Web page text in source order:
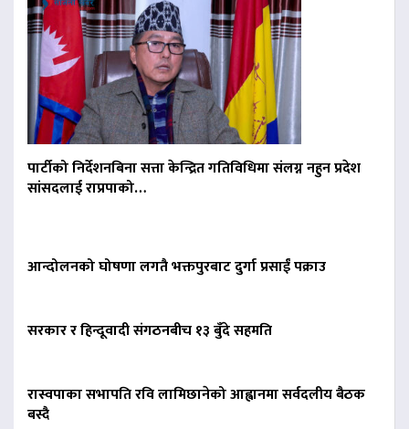
पार्टीको निर्देशनबिना सत्ता केन्द्रित गतिविधिमा संलग्न नहुन प्रदेश
सांसदलाई राप्रपाको…
आन्दोलनको घोषणा लगतै भक्तपुरबाट दुर्गा प्रसाईं पक्राउ
सरकार र हिन्दूवादी संगठनबीच १३ बुँदे सहमति
रास्वपाका सभापति रवि लामिछानेको आह्वानमा सर्वदलीय बैठक
बस्दै